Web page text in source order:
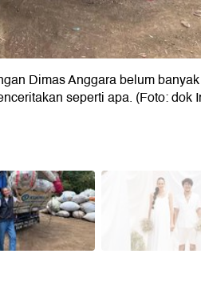
Dimas Anggara belum
seperti apa. (Foto: dok